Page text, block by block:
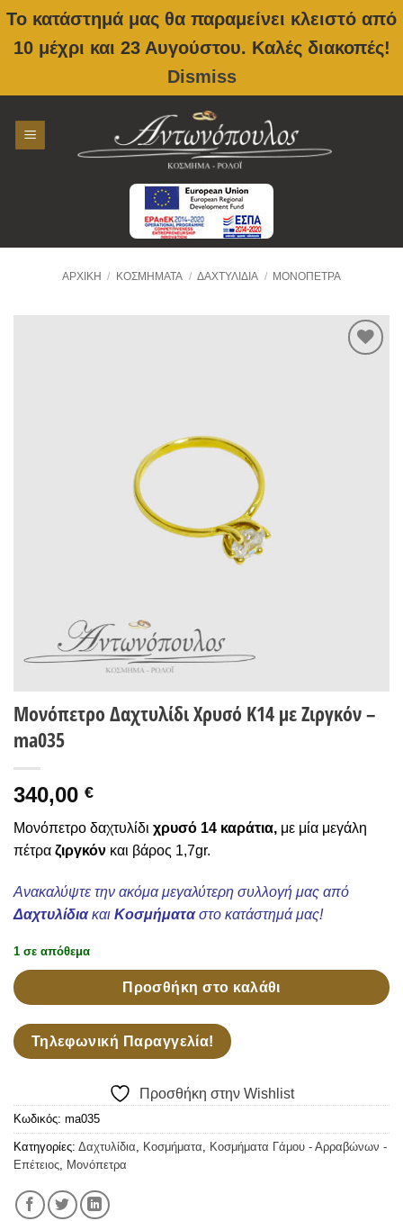
Το κατάστημά μας θα παραμείνει κλειστό από
10 μέχρι και 23 Αυγούστου. Καλές διακοπές!
Dismiss
content
ΑΡΧΙΚΉ / ΚΟΣΜΉΜΑΤΑ / ΔΑΧΤΥΛΊΔΙΑ / ΜΟΝΌΠΕΤΡΑ
Μονόπετρο Δαχτυλίδι Χρυσό Κ14 με Ζιργκόν –
ma035
340,00 €
Μονόπετρο δαχτυλίδι χρυσό 14 καράτια, με μία μεγάλη
πέτρα ζιργκόν και βάρος 1,7gr.
Ανακαλύψτε την ακόμα μεγαλύτερη συλλογή μας από
Δαχτυλίδιακαι Κοσμήματαστο κατάστημά μας!
1 σε απόθεμα
Προσθήκη στο καλάθι
Τηλεφωνική Παραγγελία!
Προσθήκη στην Wishlist
Κωδικός: ma035
Κατηγορίες: Δαχτυλίδια Κοσμήματα
Κοσμήματα Γάμου - Αρραβώνων -
Επέτειος Μονόπετρα